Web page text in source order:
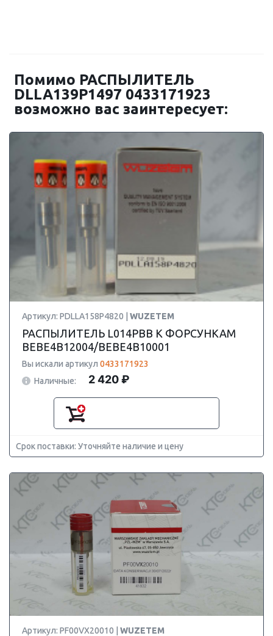
Помимо РАСПЫЛИТЕЛЬ
DLLA139P1497 0433171923
возможно вас заинтересует:
Артикул: PDLLA158P4820 | WUZETEM
РАСПЫЛИТЕЛЬ L014PBB К ФОРСУНКАМ
BEBE4B12004/BEBE4B10001
Вы искали артикул 0433171923
Наличные:
2 420 ₽
Срок поставки: Уточняйте наличие и цену
Артикул: PF00VX20010 | WUZETEM